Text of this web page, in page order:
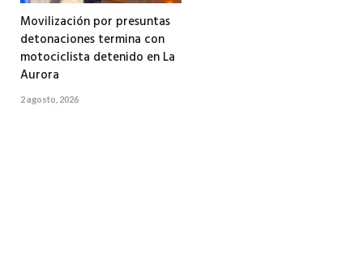
Movilización por presuntas
detonaciones termina con
motociclista detenido en La
Aurora
2 agosto, 2026